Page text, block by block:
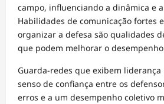
campo, influenciando a dinâmica e
Habilidades de comunicação fortes
organizar a defesa são qualidades
que podem melhorar o
Guarda-redes que exibem
senso de confiança entre os
erros e a um desempenho coletivo